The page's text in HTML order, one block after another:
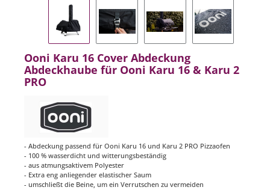
Ooni Karu 16 Cover Abdeckung
Abdeckhaube für Ooni Karu 16 & Karu 2
PRO
- Abdeckung passend für Ooni Karu 16 und Karu 2 PRO Pizzaofen
- 100 % wasserdicht und witterungsbeständig
- aus atmungsaktivem Polyester
- Extra eng anliegender elastischer Saum
- umschließt die Beine, um ein Verrutschen zu vermeiden